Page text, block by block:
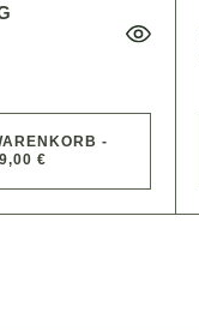
-
€